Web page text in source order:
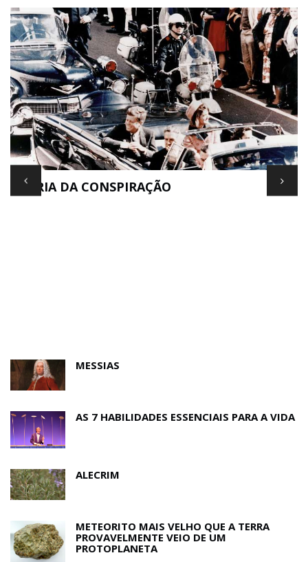
TEORIA DA CONSPIRAÇÃO
MESSIAS
AS 7 HABILIDADES ESSENCIAIS PARA A VIDA
ALECRIM
METEORITO MAIS VELHO QUE A TERRA
PROVAVELMENTE VEIO DE UM
PROTOPLANETA